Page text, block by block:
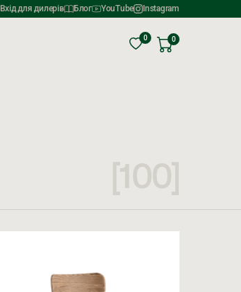
Вхід для дилерів Блог YouTube Instagram
0 0
[100]